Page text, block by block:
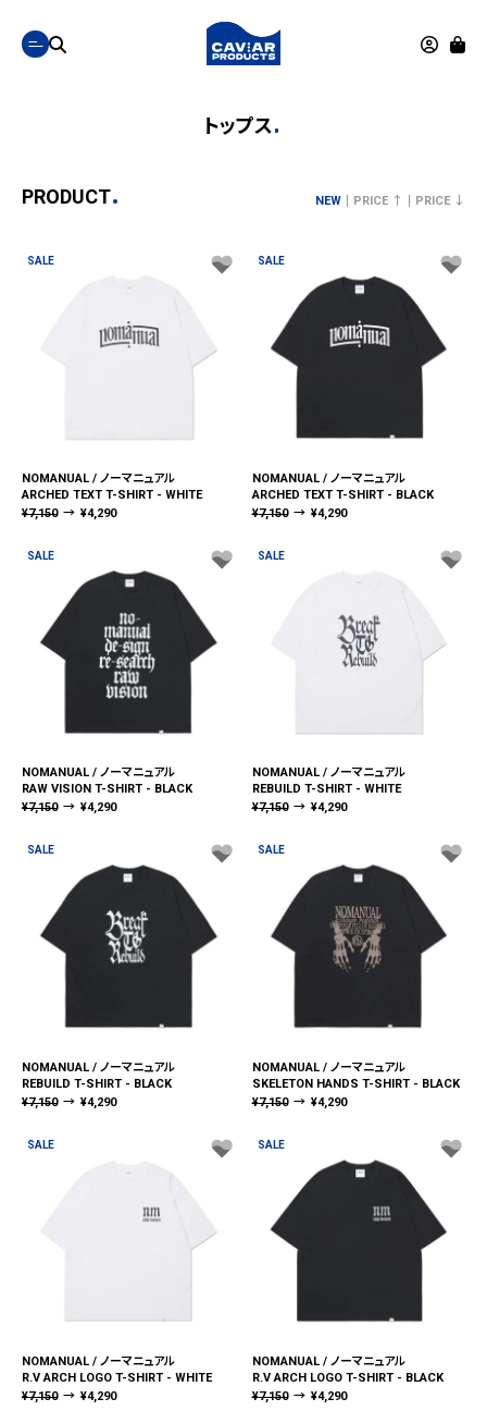
トップス
PRODUCT NEW PRICE ↑ PRICE ↓
SALE
NOMANUAL / ノーマニュアル
ARCHED TEXT T-SHIRT - WHITE
¥7,150 → ¥4,290
SALE
NOMANUAL / ノーマニュアル
ARCHED TEXT T-SHIRT - BLACK
¥7,150 → ¥4,290
SALE
NOMANUAL / ノーマニュアル
RAW VISION T-SHIRT - BLACK
¥7,150 → ¥4,290
SALE
NOMANUAL / ノーマニュアル
REBUILD T-SHIRT - WHITE
¥7,150 → ¥4,290
SALE
NOMANUAL / ノーマニュアル
REBUILD T-SHIRT - BLACK
¥7,150 → ¥4,290
SALE
NOMANUAL / ノーマニュアル
SKELETON HANDS T-SHIRT - BLACK
¥7,150 → ¥4,290
SALE
NOMANUAL / ノーマニュアル
R.V ARCH LOGO T-SHIRT - WHITE
¥7,150 → ¥4,290
SALE
NOMANUAL / ノーマニュアル
R.V ARCH LOGO T-SHIRT - BLACK
¥7,150 → ¥4,290